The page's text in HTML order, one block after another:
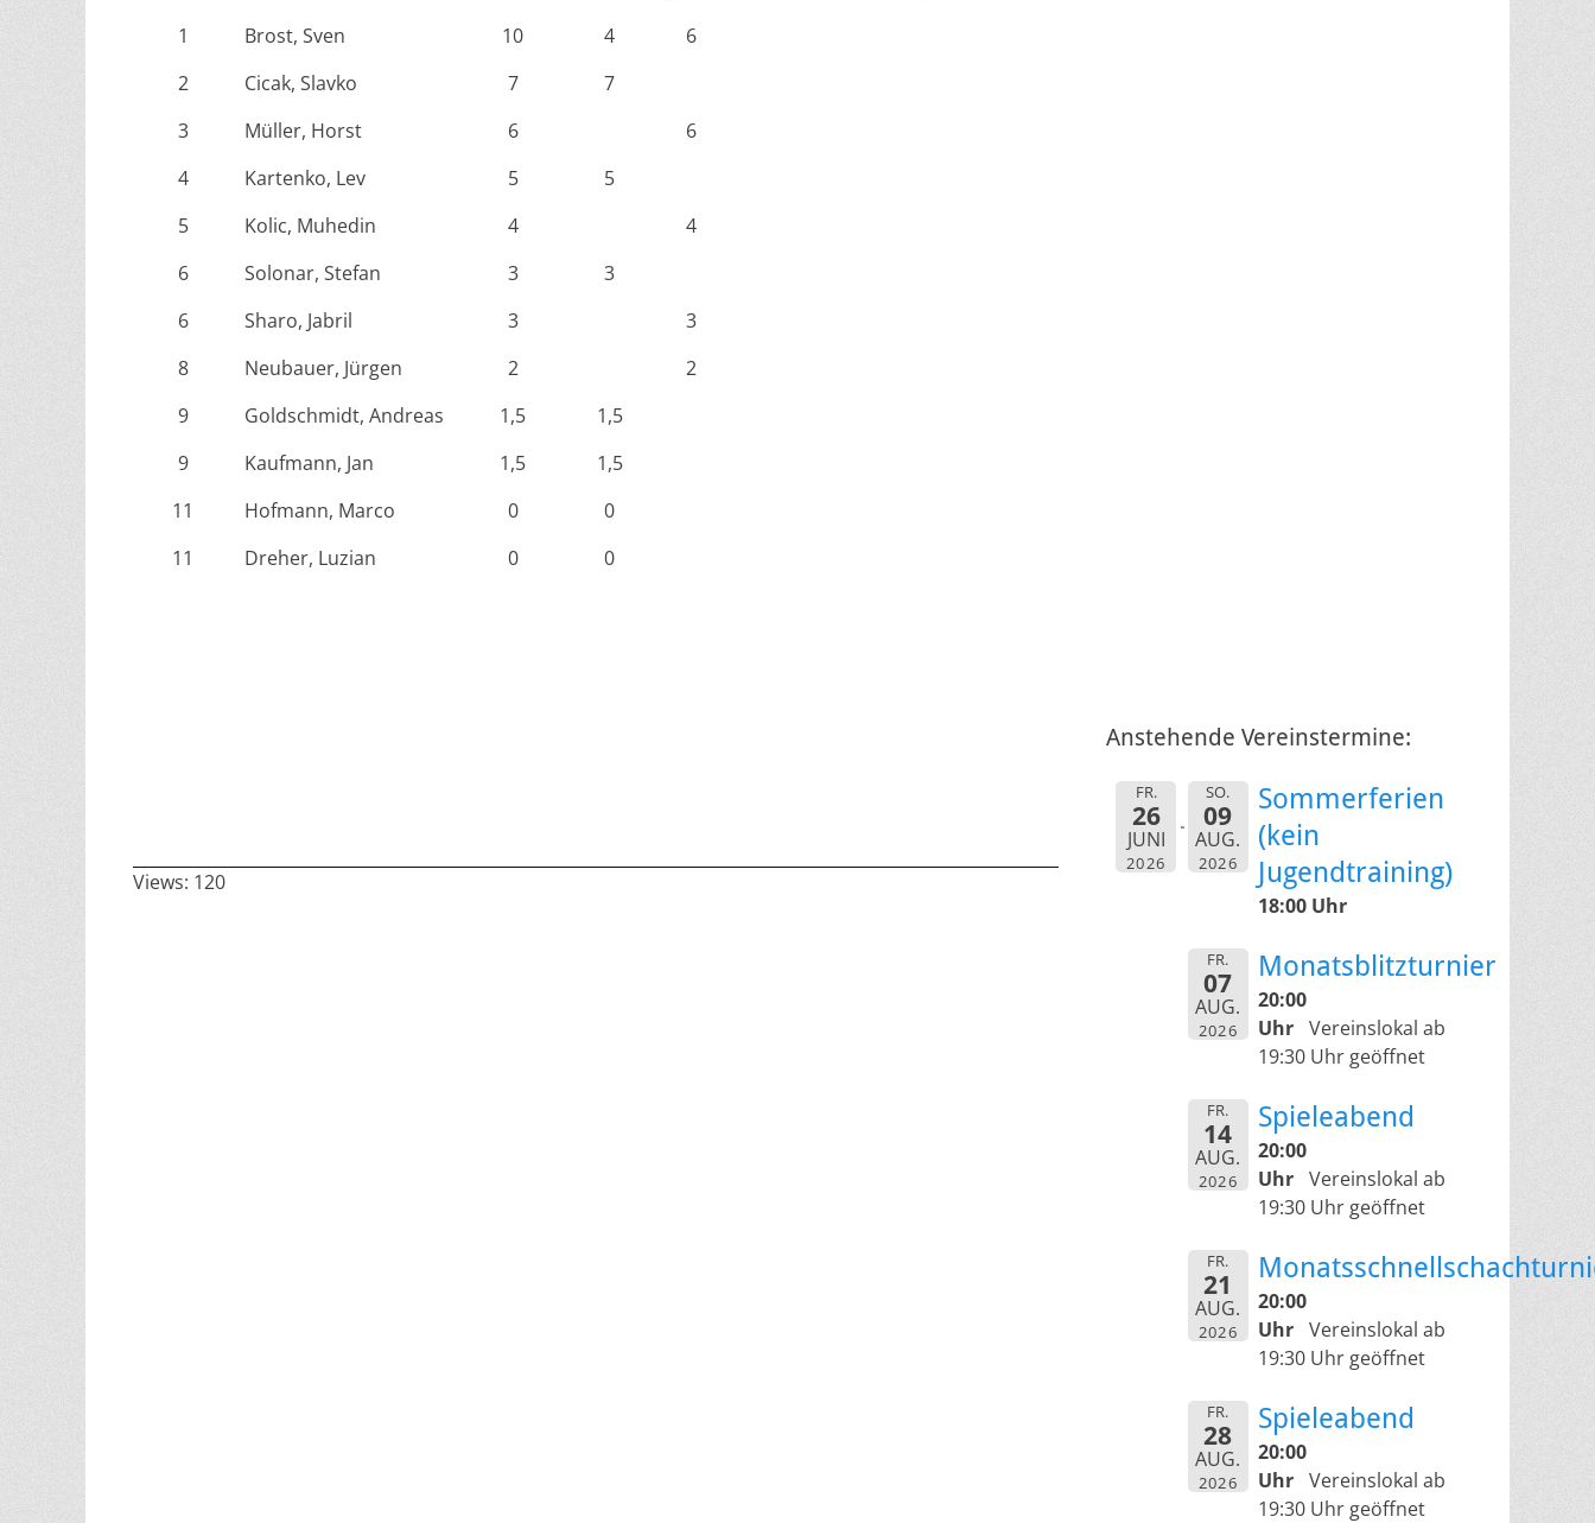
1
Brost, Sven 10 4
6
2
Cicak, Slavko 7
7
3
Müller, Horst 6
6
4
Kartenko, Lev 5
5
5
Kolic, Muhedin 4
4
6
Solonar, Stefan 3
3
6
Sharo, Jabril 3
3
8
Neubauer, Jürgen 2
2
9
Goldschmidt, Andreas 1,5
1,5
9
Kaufmann, Jan 1,5
1,5
11
Hofmann, Marco 0
0
11
Dreher, Luzian 0 0
Views: 120
Anstehende Vereinstermine:
FR.
26
JUNI
2026
SO.
09
AUG.
2026
Sommerferien
(kein
Jugendtraining)
18:00 Uhr
FR.
07
AUG.
2026
Monatsblitzturnier
20:00
Uhr Vereinslokal ab
19:30 Uhr geöffnet
FR.
14
AUG.
2026
Spieleabend
20:00
Uhr Vereinslokal ab
19:30 Uhr geöffnet
FR.
21
AUG.
2026
20:00
Uhr Vereinslokal ab
19:30 Uhr geöffnet
FR.
28
AUG.
2026
Spieleabend
20:00
Uhr Vereinslokal ab
19:30 Uhr geöffnet